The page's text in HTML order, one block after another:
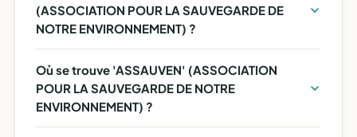
(ASSOCIATION POUR LA SAUVEGARDE DE
NOTRE ENVIRONNEMENT) ?
Où se trouve 'ASSAUVEN' (ASSOCIATION
POUR LA SAUVEGARDE DE NOTRE
ENVIRONNEMENT) ?